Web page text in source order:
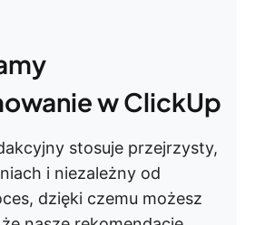
w ClickUp
stosuje przejrzysty,
i niezależny od
dzięki czemu możesz